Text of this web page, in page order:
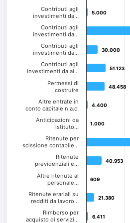
5.000
5.000
30.000
30.000
51.123
51.123
48.458
48.458
4.400
4.400
1.000
1.000
40.953
40.953
609
609
21.380
21.380
6.411
6.411
Contributi agli
investimenti da…
Contributi agli
investimenti da…
Contributi agli
investimenti da…
Contributi agli
investimenti da al…
Permessi di
costruire
Altre entrate in
conto capitale n.a.c.
Anticipazioni da
istituto…
Ritenute per
scissione contabile…
Ritenute
previdenziali e…
Altre ritenute al
personale…
Ritenute erariali su
redditi da lavoro…
Rimborso per
acquisto di servizi…